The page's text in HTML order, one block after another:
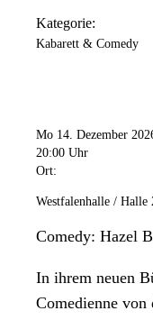
Kategorie:
Kabarett & Comedy
Mo 14. Dezember
20:00 Uhr
Ort:
Westfalenhalle / Halle
Comedy: Hazel
In ihrem neuen
Comedienne